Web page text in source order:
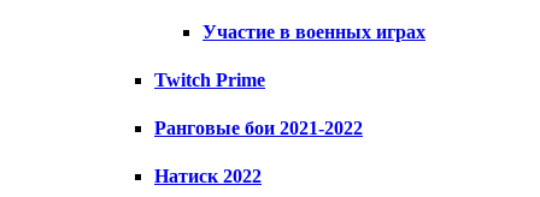
Участие в военных играх
Twitch Prime
Ранговые бои 2021-2022
Натиск 2022